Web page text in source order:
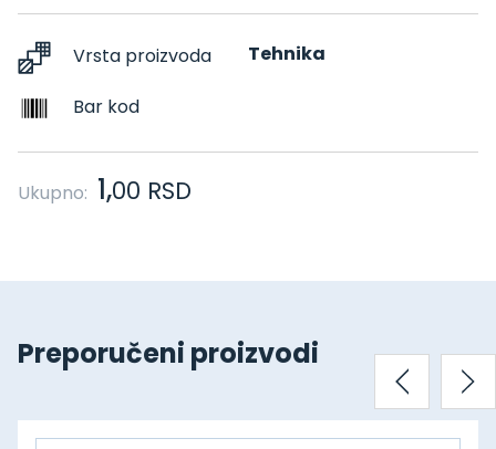
Vrsta proizvoda Tehnika
Bar kod
Ukupno: 1,00 RSD
Preporučeni proizvodi